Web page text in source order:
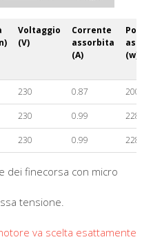
Voltaggio
(V)
Corrente
assorbita
(A)
(w)
230 0.87 200
230 0.99 228
230 0.99 228
dei finecorsa con micro
tensione.
va scelta esattamente